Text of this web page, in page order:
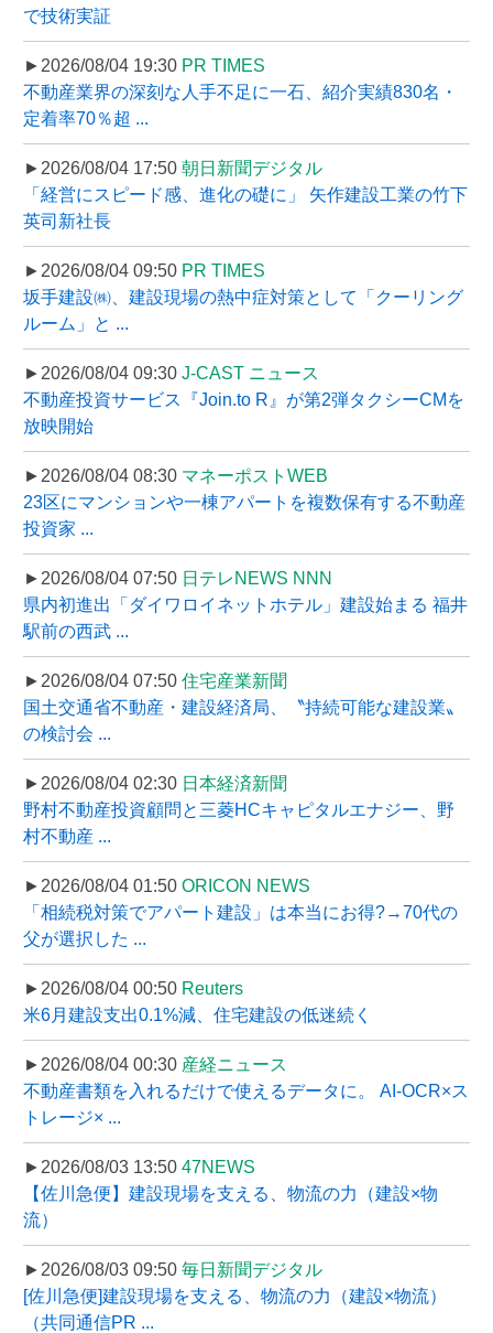
で技術実証
►2026/08/04 19:30 PR TIMES
不動産業界の深刻な人手不足に一石、紹介実績830名・
定着率70％超 ...
►2026/08/04 17:50 朝日新聞デジタル
「経営にスピード感、進化の礎に」 矢作建設工業の竹下
英司新社長
►2026/08/04 09:50 PR TIMES
坂手建設㈱、建設現場の熱中症対策として「クーリング
ルーム」と ...
►2026/08/04 09:30 J-CAST ニュース
不動産投資サービス『Join.to R』が第2弾タクシーCMを
放映開始
►2026/08/04 08:30 マネーポストWEB
23区にマンションや一棟アパートを複数保有する不動産
投資家 ...
►2026/08/04 07:50 日テレNEWS NNN
県内初進出「ダイワロイネットホテル」建設始まる 福井
駅前の西武 ...
►2026/08/04 07:50 住宅産業新聞
国土交通省不動産・建設経済局、〝持続可能な建設業〟
の検討会 ...
►2026/08/04 02:30 日本経済新聞
野村不動産投資顧問と三菱HCキャピタルエナジー、野
村不動産 ...
►2026/08/04 01:50 ORICON NEWS
「相続税対策でアパート建設」は本当にお得?→70代の
父が選択した ...
►2026/08/04 00:50 Reuters
米6月建設支出0.1%減、住宅建設の低迷続く
►2026/08/04 00:30 産経ニュース
不動産書類を入れるだけで使えるデータに。 AI-OCR×ス
トレージ× ...
►2026/08/03 13:50 47NEWS
【佐川急便】建設現場を支える、物流の力（建設×物
流）
►2026/08/03 09:50 毎日新聞デジタル
[佐川急便]建設現場を支える、物流の力（建設×物流）
（共同通信PR ...